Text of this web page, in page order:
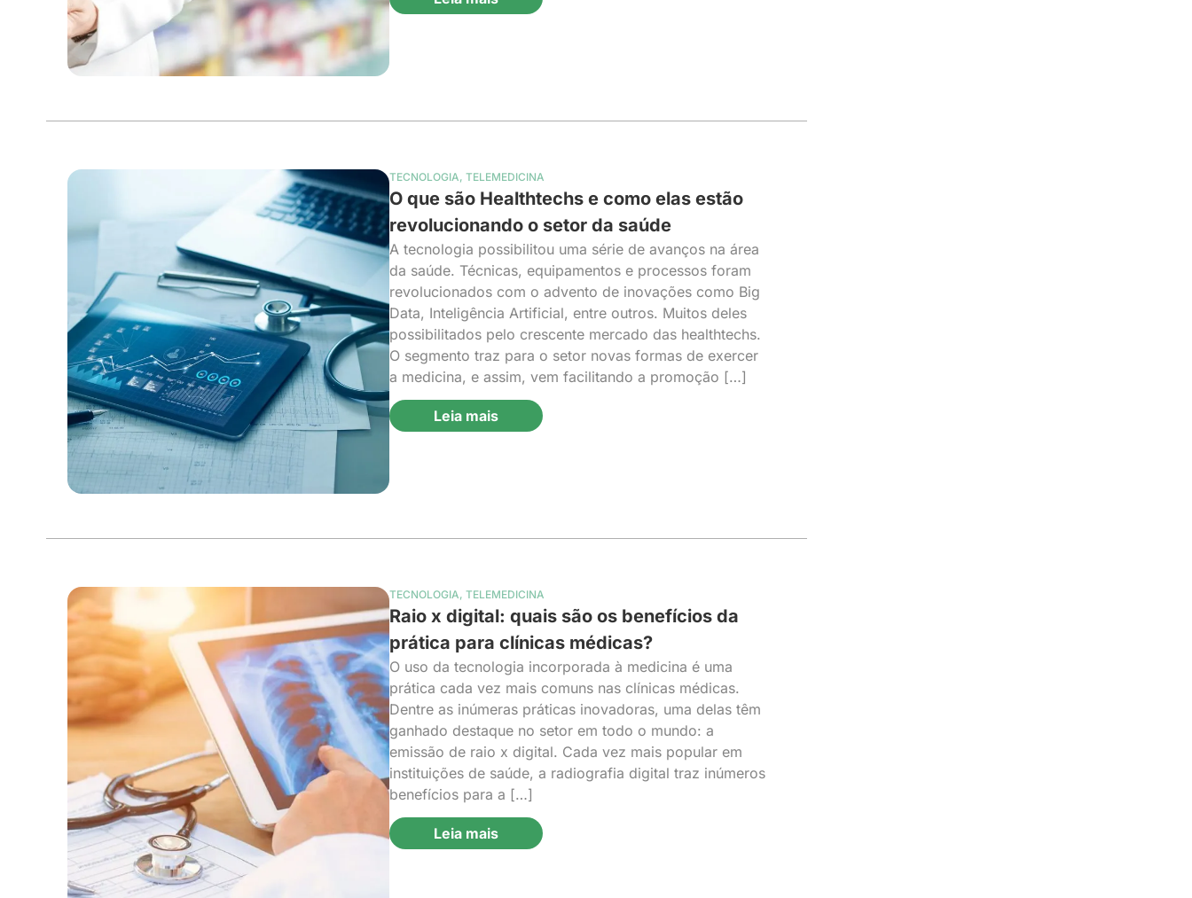
TECNOLOGIA, TELEMEDICINA
O que são Healthtechs e como elas estão
revolucionando o setor da saúde
A tecnologia possibilitou uma série de avanços na área
da saúde. Técnicas, equipamentos e processos foram
revolucionados com o advento de inovações como Big
Data, Inteligência Artificial, entre outros. Muitos deles
possibilitados pelo crescente mercado das healthtechs.
O segmento traz para o setor novas formas de exercer
a medicina, e assim, vem facilitando a promoção […]
Leia mais
TECNOLOGIA, TELEMEDICINA
Raio x digital: quais são os benefícios da
prática para clínicas médicas?
O uso da tecnologia incorporada à medicina é uma
prática cada vez mais comuns nas clínicas médicas.
Dentre as inúmeras práticas inovadoras, uma delas têm
ganhado destaque no setor em todo o mundo: a
emissão de raio x digital. Cada vez mais popular em
instituições de saúde, a radiografia digital traz inúmeros
benefícios para a […]
Leia mais